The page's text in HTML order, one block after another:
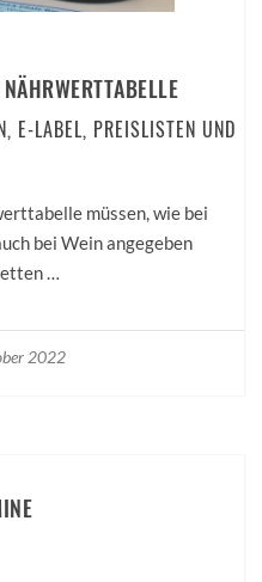
E-LABEL, PREISLISTEN UND
müssen, wie bei
bei Wein angegeben
…
2022